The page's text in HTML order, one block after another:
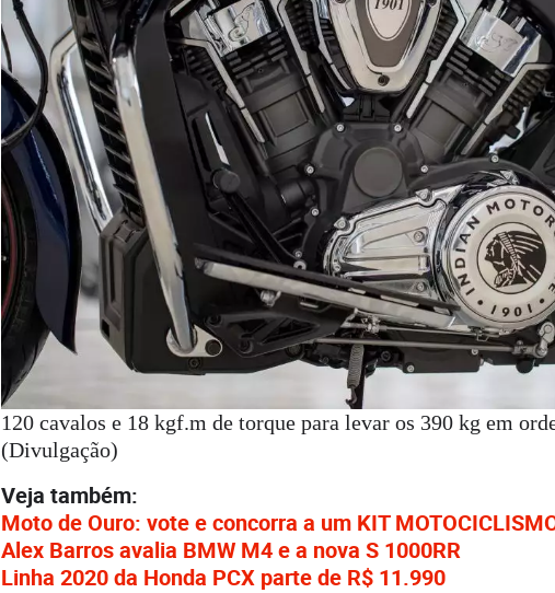
120 cavalos e 18 kgf.m de torque para levar os 390 kg em
(Divulgação)
Veja também:
Moto de Ouro: vote e concorra a um KIT
Alex Barros avalia BMW M4 e a nova S 1000RR
Linha 2020 da Honda PCX parte de R$ 11.990